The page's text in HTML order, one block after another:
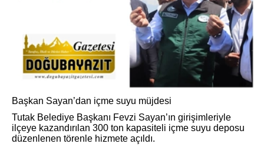
Başkan Sayan’dan içme suyu müjdesi
Tutak Belediye Başkanı Fevzi Sayan’ın girişimleriyle
ilçeye kazandırılan 300 ton kapasiteli içme suyu deposu
düzenlenen törenle hizmete açıldı.